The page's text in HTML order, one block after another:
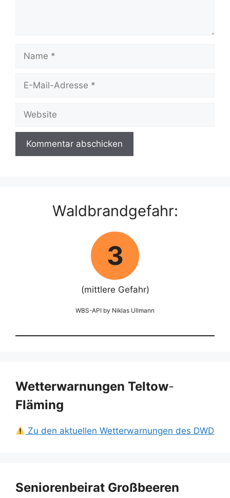
Name
Website
Waldbrandgefahr:
3
(mittlere Gefahr)
WBS-API by Niklas Ullmann
Wetterwarnungen Teltow-
Fläming
Zu den aktuellen Wetterwarnungen des DWD
Seniorenbeirat Großbeeren